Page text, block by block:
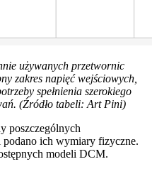
używanych przetwornic
zakres napięć wejściowych,
spełnienia szerokiego
(Źródło tabeli: Art Pini)
poszczególnych
ich wymiary fizyczne.
modeli DCM.